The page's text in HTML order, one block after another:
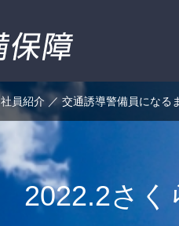
社員紹介 交通誘導警備員になる
2022.2さく